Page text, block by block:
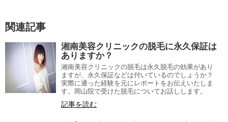
関連記事
湘南美容クリニックの脱毛に永久保証は
ありますか？
湘南美容クリニックの脱毛は永久脱毛の効果があり
ますが、永久保証などは付いているのでしょうか？
実際に通った経験を元にレポートをお伝えいたしま
す。岡山院で受けた脱毛についてお話しします。
記事を読む